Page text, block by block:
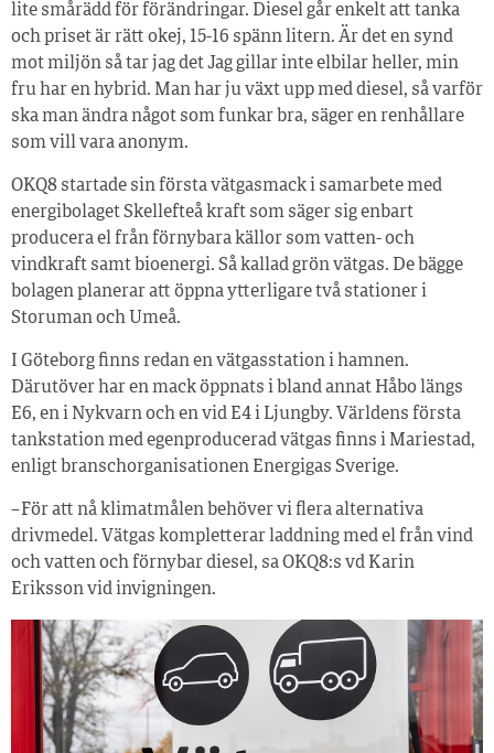
lite smårädd för förändringar. Diesel går enkelt att tanka
och priset är rätt okej, 15-16 spänn litern. Är det en synd
mot miljön så tar jag det Jag gillar inte elbilar heller, min
fru har en hybrid. Man har ju växt upp med diesel, så varför
ska man ändra något som funkar bra, säger en renhållare
som vill vara anonym.
OKQ8 startade sin första vätgasmack i samarbete med
energibolaget Skellefteå kraft som säger sig enbart
producera el från förnybara källor som vatten- och
vindkraft samt bioenergi. Så kallad grön vätgas. De bägge
bolagen planerar att öppna ytterligare två stationer i
Storuman och Umeå.
I Göteborg finns redan en vätgasstation i hamnen.
Därutöver har en mack öppnats i bland annat Håbo längs
E6, en i Nykvarn och en vid E4 i Ljungby. Världens första
tankstation med egenproducerad vätgas finns i Mariestad,
enligt branschorganisationen Energigas Sverige.
– För att nå klimatmålen behöver vi flera alternativa
drivmedel. Vätgas kompletterar laddning med el från vind
och vatten och förnybar diesel, sa OKQ8:s vd Karin
Eriksson vid invigningen.